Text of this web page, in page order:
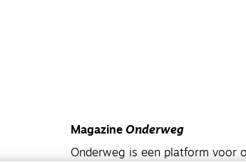
Magazine Onderweg
Onderweg is een platform voor